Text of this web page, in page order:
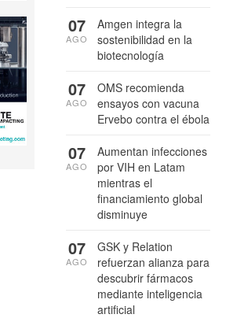
Amgen integra la
sostenibilidad en la
biotecnología
07
AGO
OMS recomienda
ensayos con vacuna
Ervebo contra el ébola
07
AGO
Aumentan infecciones
por VIH en Latam
mientras el
financiamiento global
disminuye
07
AGO
GSK y Relation
refuerzan alianza para
descubrir fármacos
mediante inteligencia
artificial
07
AGO